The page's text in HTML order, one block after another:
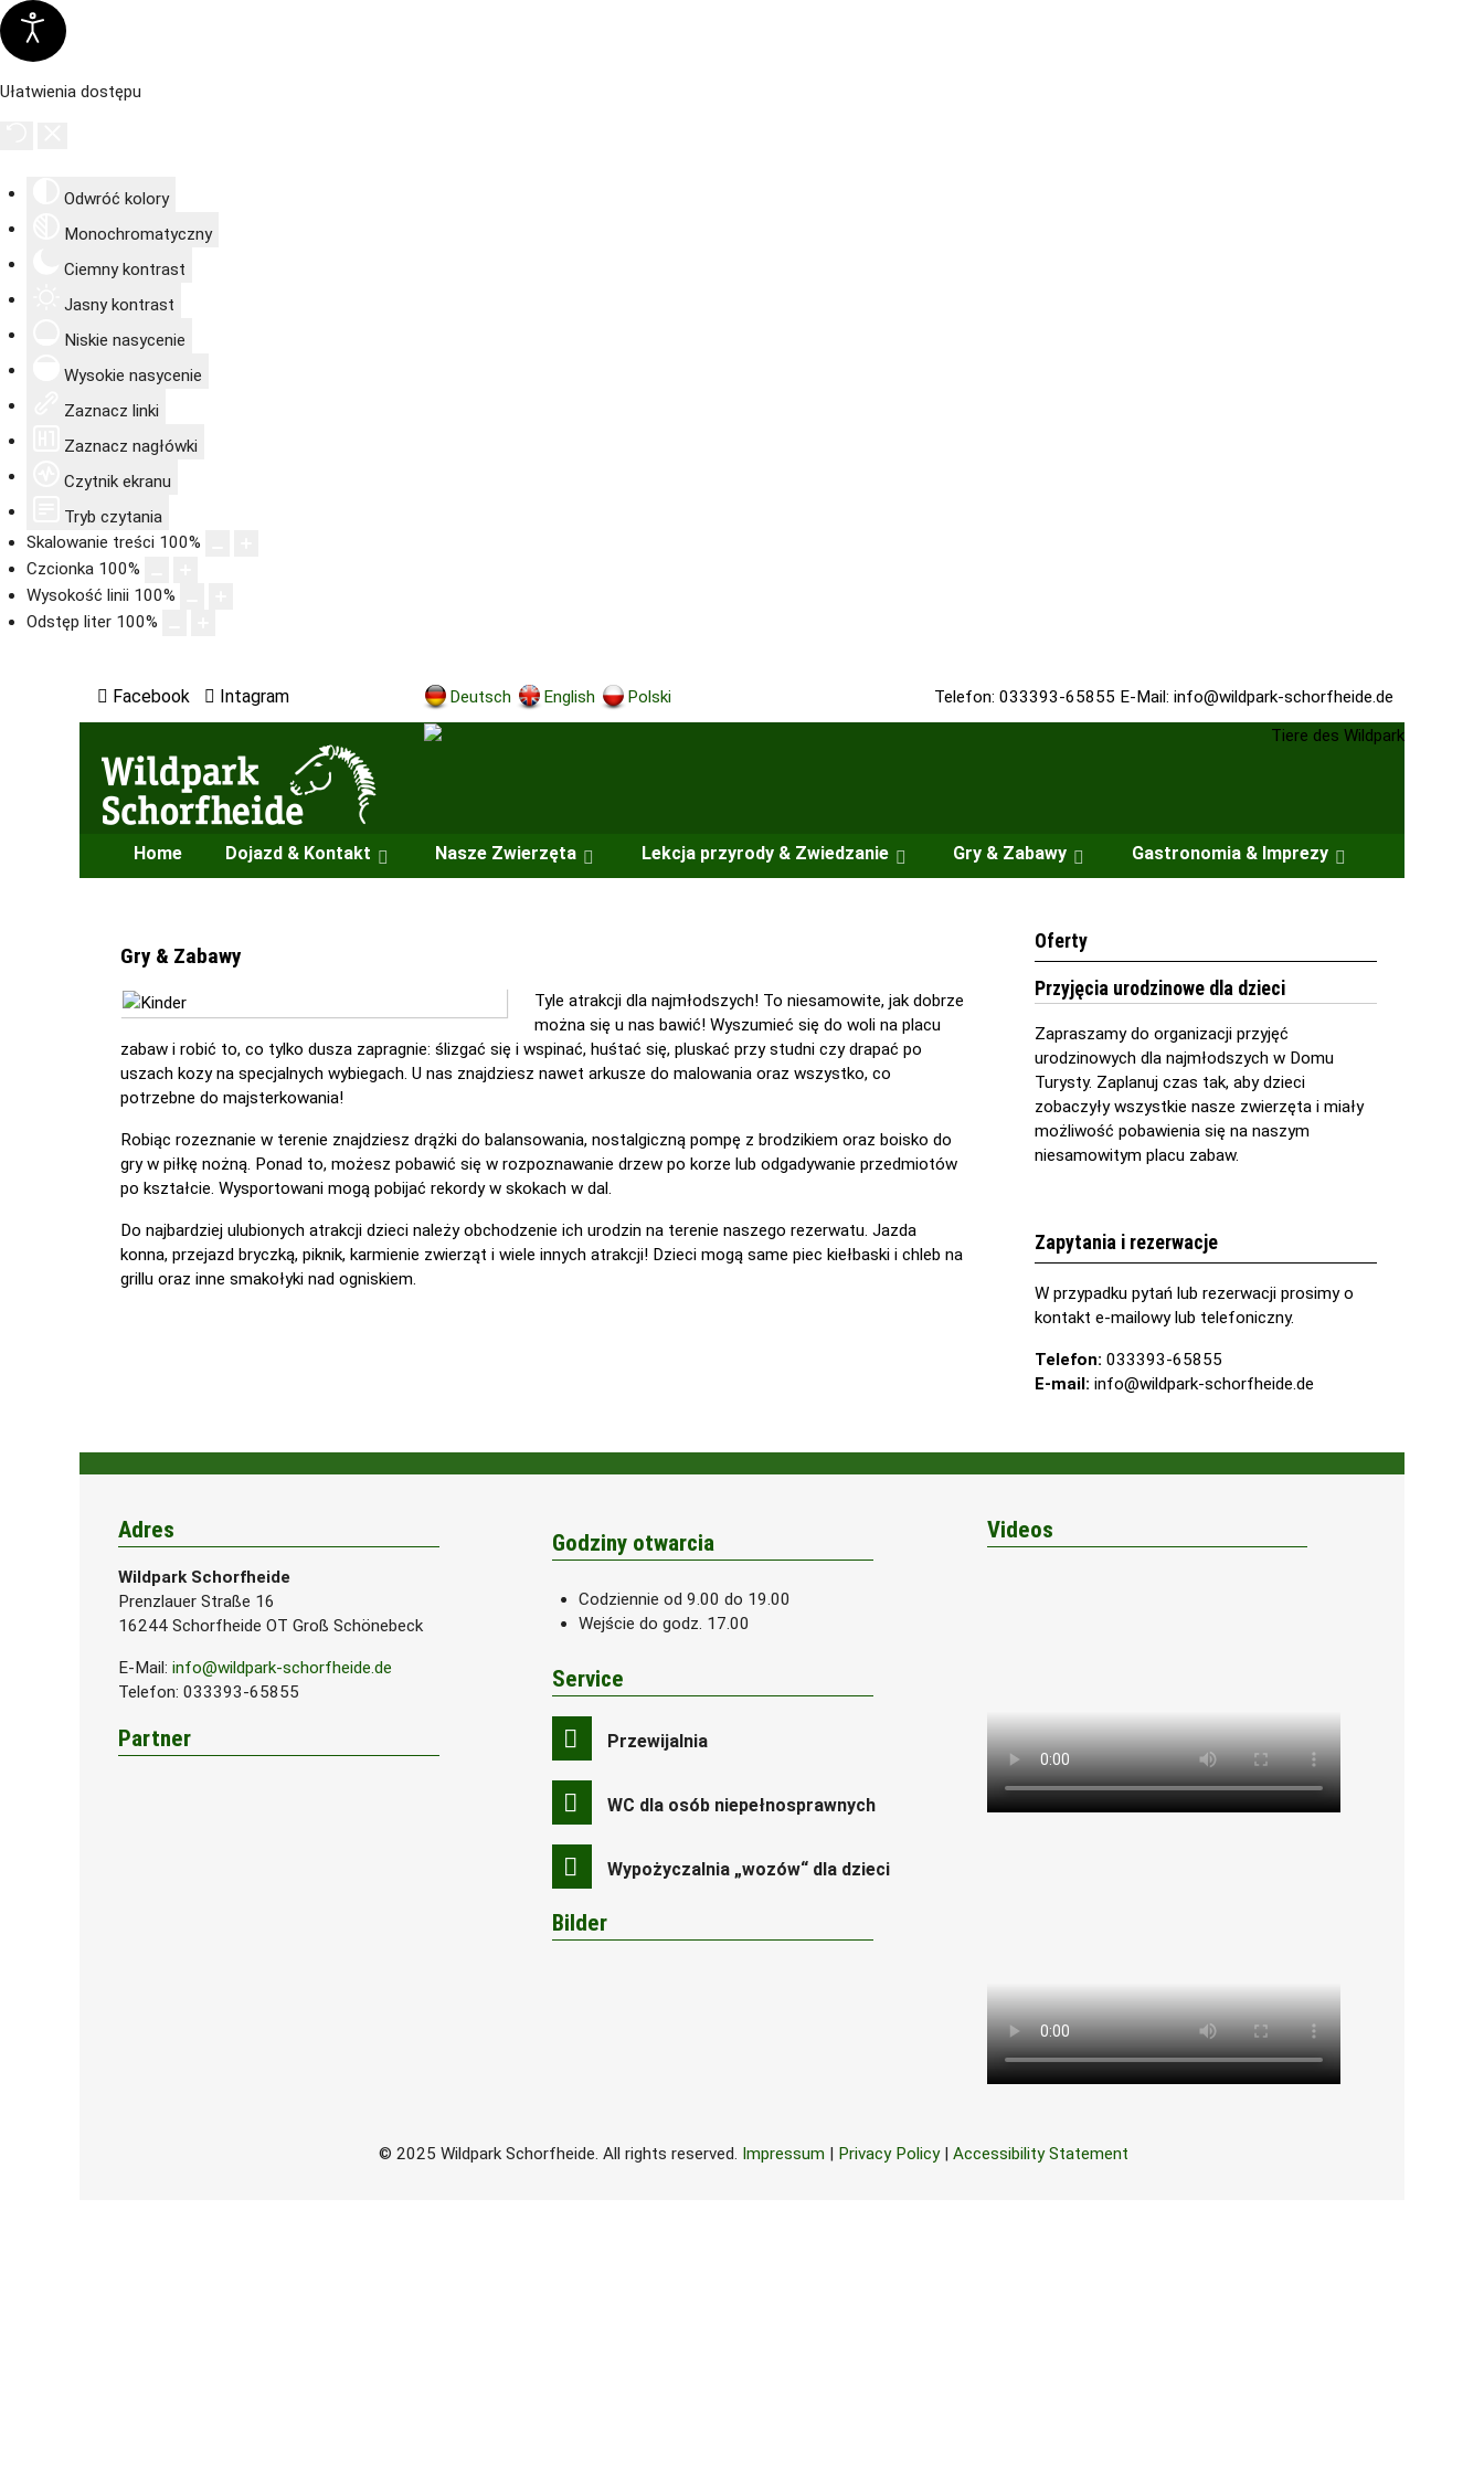
Ułatwienia dostępu
Odwróć kolory
Monochromatyczny
Ciemny kontrast
Jasny kontrast
Niskie nasycenie
Wysokie nasycenie
Zaznacz linki
Zaznacz nagłówki
Czytnik ekranu
Tryb czytania
Skalowanie treści 100%
Czcionka 100%
Wysokość linii 100%
Odstęp liter 100%
Facebook Intagram Deutsch English Polski Telefon: 033393-65855 E-Mail: info@wildpark-schorfheide.de
Home Dojazd & Kontakt Nasze Zwierzęta Lekcja przyrody & Zwiedzanie Gry & Zabawy Gastronomia & Imprezy
Gry & Zabawy
Tyle atrakcji dla najmłodszych! To niesamowite, jak dobrze
można się u nas bawić! Wyszumieć się do woli na placu
zabaw i robić to, co tylko dusza zapragnie: ślizgać się i wspinać, huśtać się, pluskać przy studni czy drapać po
uszach kozy na specjalnych wybiegach. U nas znajdziesz nawet arkusze do malowania oraz wszystko, co
potrzebne do majsterkowania!
Robiąc rozeznanie w terenie znajdziesz drążki do balansowania, nostalgiczną pompę z brodzikiem oraz boisko do
gry w piłkę nożną. Ponad to, możesz pobawić się w rozpoznawanie drzew po korze lub odgadywanie przedmiotów
po kształcie. Wysportowani mogą pobijać rekordy w skokach w dal.
Do najbardziej ulubionych atrakcji dzieci należy obchodzenie ich urodzin na terenie naszego rezerwatu. Jazda
konna, przejazd bryczką, piknik, karmienie zwierząt i wiele innych atrakcji! Dzieci mogą same piec kiełbaski i chleb na
grillu oraz inne smakołyki nad ogniskiem.
Oferty
Przyjęcia urodzinowe dla dzieci
Zapraszamy do organizacji przyjęć
urodzinowych dla najmłodszych w Domu
Turysty. Zaplanuj czas tak, aby dzieci
zobaczyły wszystkie nasze zwierzęta i miały
możliwość pobawienia się na naszym
niesamowitym placu zabaw.
Zapytania i rezerwacje
W przypadku pytań lub rezerwacji prosimy o
kontakt e-mailowy lub telefoniczny.
Telefon: 033393-65855
E-mail: info@wildpark-schorfheide.de
Adres
Wildpark Schorfheide
Prenzlauer Straße 16
16244 Schorfheide OT Groß Schönebeck
E-Mail: info@wildpark-schorfheide.de
Telefon: 033393-65855
Partner
Godziny otwarcia
Codziennie od 9.00 do 19.00
Wejście do godz. 17.00
Service
Przewijalnia
WC dla osób niepełnosprawnych
Wypożyczalnia „wozów“ dla dzieci
Bilder
Videos
© 2025 Wildpark Schorfheide. All rights reserved. Impressum| Privacy Policy| Accessibility Statement